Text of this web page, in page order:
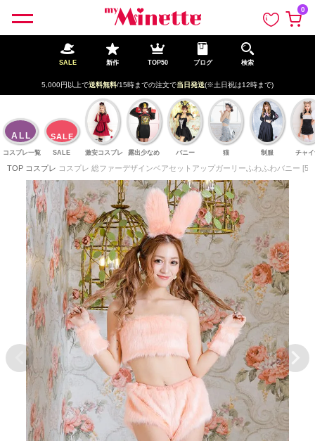
0
SALE 新作 TOP50 ブログ 検索
5,000円以上で送料無料/15時までの注文で当日発送(※土日祝は12時まで)
ALL
コスプレ一覧
SALE
SALE 激安コスプレ 露出少なめ バニー 猫 制服 チャ
TOP コスプレ コスプレ 総ファーデザインベアセットアップガーリーふわふわバニー
ペー
ジト
ップ